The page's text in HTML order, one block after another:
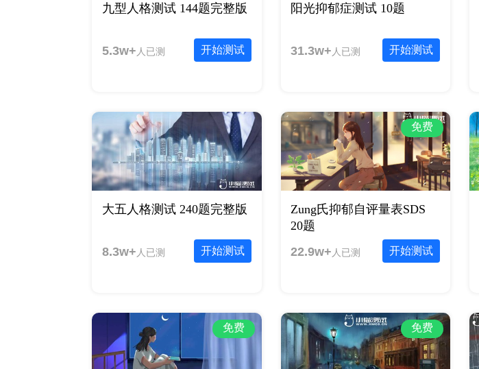
九型人格测试 144题完整版
开始测试
5.3w+ 人已测
阳光抑郁症测试 10题
开始测试
31.3w+ 人已测
大五人格测试 240题完整版
开始测试
8.3w+ 人已测
免费
Zung氏抑郁自评量表SDS
20题
开始测试
22.9w+ 人已测
免费 免费